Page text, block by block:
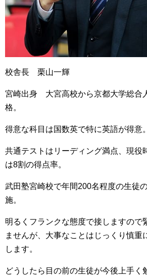
校舎長 栗山一輝
宮崎出身 大宮高校から京都大学総合
格。
得意な科目は国数英で特に英語が得意。
共通テストはリーディング満点、現役
は8割の得点率。
武田塾宮崎校で年間200名程度の生徒
施。
明るくフランクな態度で接しますので
ませんが、大事なことはじっくり慎重
します。
どうしたら目の前の生徒が今後上手く